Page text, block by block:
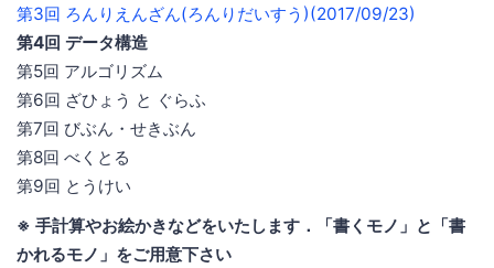
第3回 ろんりえんざん(ろんりだいすう)(2017/09/23)
第4回 データ構造
第5回 アルゴリズム
第6回 ざひょう と ぐらふ
第7回 びぶん・せきぶん
第8回 べくとる
第9回 とうけい
※ 手計算やお絵かきなどをいたします．「書くモノ」と「書
かれるモノ」をご用意下さい